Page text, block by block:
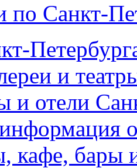
по Санкт-
и
и отели
кафе, бары